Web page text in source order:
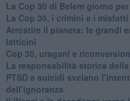
​La Cop 30 di Belem giorno
La Cop 30, i crimini e i
Arrostire il pianeta: le grandi
latticini
​Cop 30, uragani e
La responsabilità storica
PTSD e suicidi svelano
dell’ignoranza